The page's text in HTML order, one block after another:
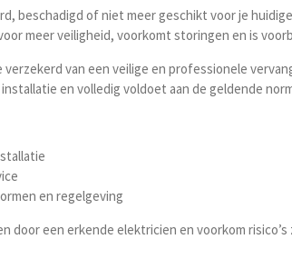
beschadigd of niet meer geschikt voor je
meer veiligheid, voorkomt storingen en is
verzekerd van een veilige en professionele
en volledig voldoet aan de geldende
en regelgeving
door een erkende elektricien en voorkom